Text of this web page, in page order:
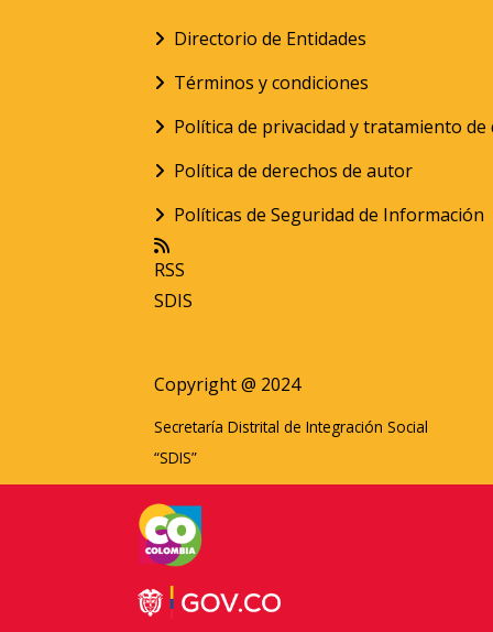
Directorio de Entidades
Términos y condiciones
Política de privacidad y tratamiento
Política de derechos de autor
Políticas de Seguridad de Información
RSS
SDIS
Copyright @ 2024
Secretaría Distrital de Integración Social
“SDIS”